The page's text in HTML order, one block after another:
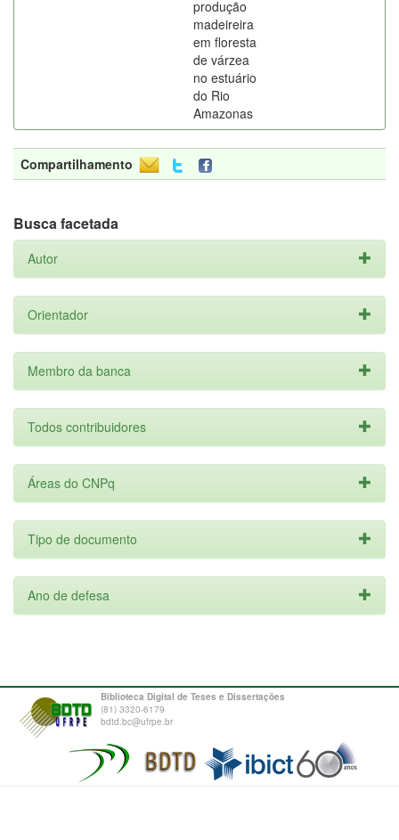
produção
madeireira
em floresta
de várzea
no estuário
do Rio
Amazonas
Compartilhamento
Busca facetada
Autor
Orientador
Membro da banca
Todos contribuidores
Áreas do CNPq
Tipo de documento
Ano de defesa
Biblioteca Digital de Teses e Dissertações
(81) 3320-6179
bdtd.bc@ufrpe.br